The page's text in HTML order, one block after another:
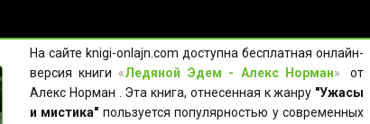
На сайте knigi-onlajn.com доступна бесплатная онлайн-
версия книги «Ледяной Эдем - Алекс Норман»
от
Алекс Норман . Эта книга, отнесенная к жанру "Ужасы
и мистика" пользуется популярностью у современных